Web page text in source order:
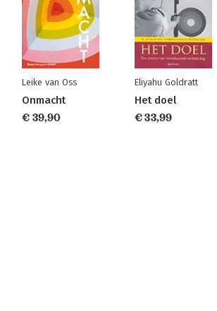
Leike van Oss
Onmacht
€ 39,90
Eliyahu Goldratt
Het doel
€ 33,99